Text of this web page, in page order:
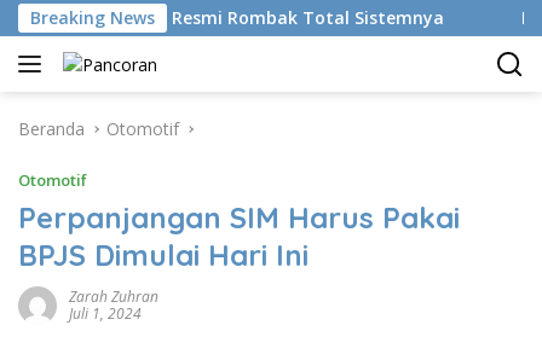
Langsung
ke
konten
Breaking News
AI, BRMS Resmi Rombak Total Sistemnya Bikin
Beranda Otomotif
Otomotif
Perpanjangan SIM Harus Pakai
BPJS Dimulai Hari Ini
Zarah Zuhran
Juli 1, 2024